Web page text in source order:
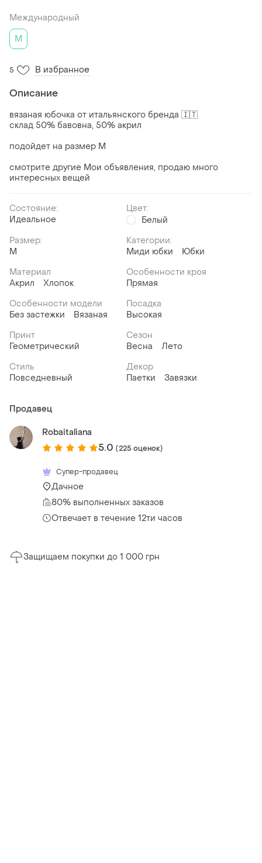
Международный
M
5 В избранное
Описание
вязаная юбочка от итальянского бренда 🇮🇹
склад 50% бавовна, 50% акрил
подойдет на размер М
смотрите другие Мои объявления, продаю много
интересных вещей
Состояние:
Идеальное
Цвет:
Белый
Размер:
M
Категории:
Миди юбки
Юбки
Материал
Акрил
Хлопок
Особенности кроя
Прямая
Особенности модели
Без застежки
Вязаная
Посадка
Высокая
Принт
Геометрический
Сезон
Весна
Лето
Стиль
Повседневный
Декор
Паетки
Завязки
Продавец
Robaitaliana
5.0 (225 оценок)
Супер-продавец
Дачное
80% выполненных заказов
Отвечает в течение 12ти часов
Защищаем покупки до 1 000 грн